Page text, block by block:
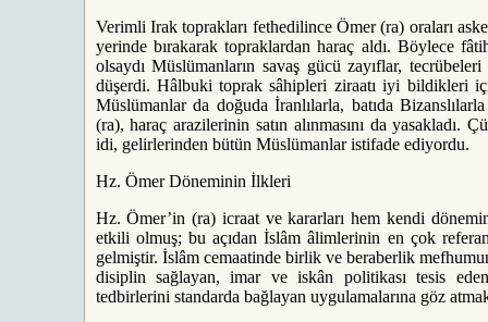
Verimli Irak toprakları fethedilince Ömer (ra) oraları
yerinde bırakarak topraklardan haraç aldı. Böylece
olsaydı Müslümanların savaş gücü zayıflar,
düşerdi. Hâlbuki toprak sâhipleri ziraatı iyi bildikleri
Müslümanlar da doğuda İranlılarla, batıda
(ra), haraç arazilerinin satın alınmasını da yasakladı.
idi, gelirlerinden bütün Müslümanlar istifade ediyordu.
Hz. Ömer Döneminin İlkleri
Hz. Ömer’in (ra) icraat ve kararları hem kendi
etkili olmuş; bu açıdan İslâm âlimlerinin en çok
gelmiştir. İslâm cemaatinde birlik ve beraberlik
disiplin sağlayan, imar ve iskân politikası tesis
tedbirlerini standarda bağlayan uygulamalarına göz